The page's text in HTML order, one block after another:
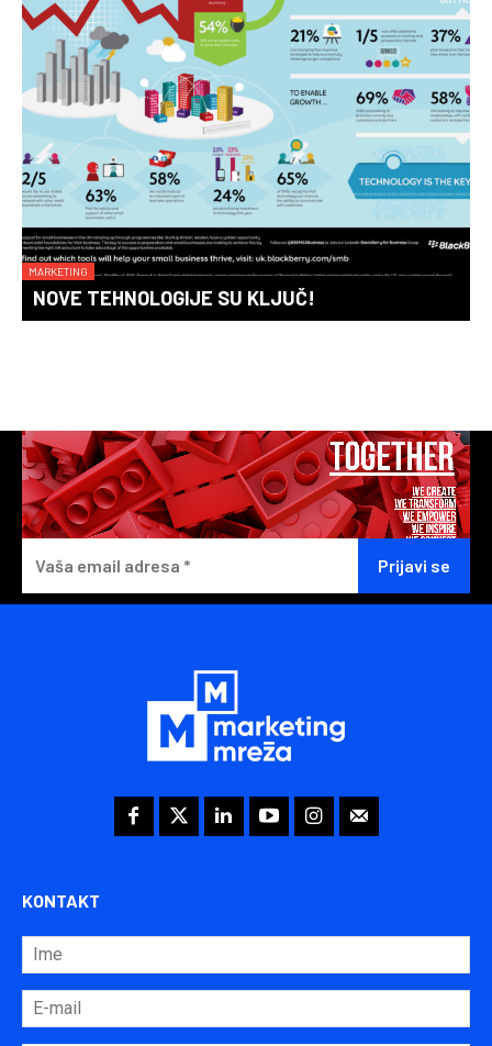
MARKETING
NOVE TEHNOLOGIJE SU KLJUČ!
KONTAKT